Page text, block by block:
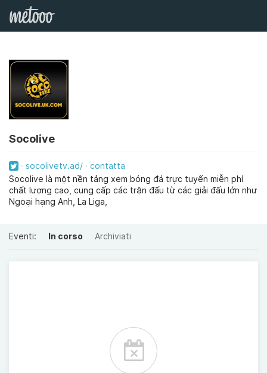
Socolive
socolivetv.ad/
contatta
Socolive là một nền tảng xem bóng đá trực tuyến miễn phí
chất lượng cao, cung cấp các trận đấu từ các giải đấu lớn như
Ngoại hạng Anh, La Liga,
Eventi: In corso Archiviati